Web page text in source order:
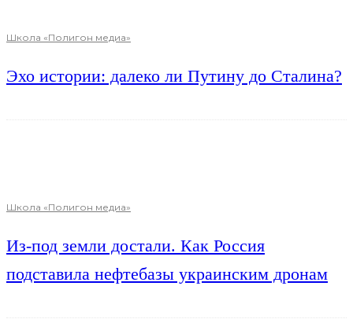
Школа «Полигон медиа»
Эхо истории: далеко ли Путину до Сталина?
Школа «Полигон медиа»
Из-под земли достали. Как Россия
подставила нефтебазы украинским дронам